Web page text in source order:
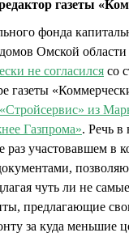
газеты
фонда
Омской
не согласился со
газеты
«Стройсервис» из
Газпрома». Речь в
раз участовавшем в
чуть ли не
предлагающие
за куда меньшие